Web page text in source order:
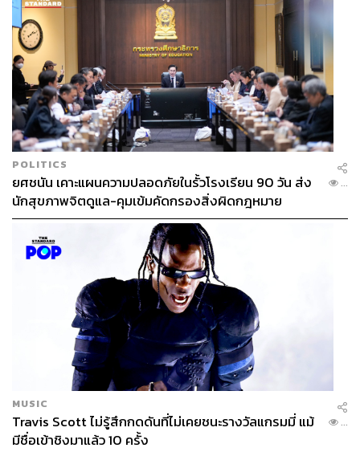
POLITICS
ยศชนัน เคาะแผนความปลอดภัยในรั้วโรงเรียน 90 วัน ส่ง
นักสุขภาพจิตดูแล-คุมเข้มคัดกรองสิ่งผิดกฎหมาย
...
MUSIC
Travis Scott ไม่รู้สึกกดดันที่ไม่เคยชนะรางวัลแกรมมี่ แม้
มีชื่อเข้าชิงมาแล้ว 10 ครั้ง
...